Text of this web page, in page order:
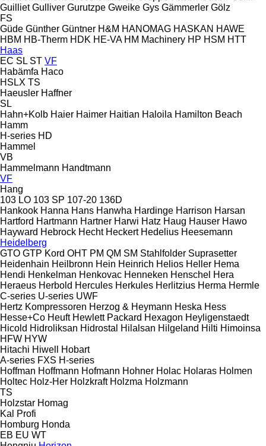
Guilliet Gulliver Gurutzpe Gweike Gys Gämmerler Gölz
FS
Güde Günther Güntner H&M HANOMAG HASKAN HAWE
HBM HB‑Therm HDK HE-VA HM Machinery HP HSM HTT
Haas
EC SL ST VF
Habämfa Haco
HSLX TS
Haeusler Haffner
SL
Hahn+Kolb Haier Haimer Haitian Haloila Hamilton Beach
Hamm
H-series HD
Hammel
VB
Hammelmann Handtmann
VF
Hang
103 LO 103 SP 107-20 136D
Hankook Hanna Hans Hanwha Hardinge Harrison Harsan
Hartford Hartmann Hartner Harwi Hatz Haug Hauser Hawo
Hayward Hebrock Hecht Heckert Hedelius Heesemann
Heidelberg
GTO GTP Kord OHT PM QM SM Stahlfolder Suprasetter
Heidenhain Heilbronn Hein Heinrich Helios Heller Hema
Hendi Henkelman Henkovac Henneken Henschel Hera
Heraeus Herbold Hercules Herkules Herlitzius Herma Hermle
C-series U-series UWF
Hertz Kompressoren Herzog & Heymann Heska Hess
Hesse+Co Heuft Hewlett Packard Hexagon Heyligenstaedt
Hicold Hidroliksan Hidrostal Hilalsan Hilgeland Hilti Himoinsa
HFW HYW
Hitachi Hiwell
Hobart
A-series FXS H-series
Hoffman Hoffmann Hofmann Hohner Holac Holaras Holmen
Holtec Holz-Her Holzkraft Holzma Holzmann
TS
Holzstar Homag
Kal
Profi
Homburg Honda
EB EU WT